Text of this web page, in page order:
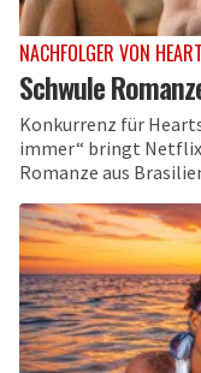
NACHFOLGER VON
Schwule
Konkurrenz für
immer“ bringt
Romanze aus